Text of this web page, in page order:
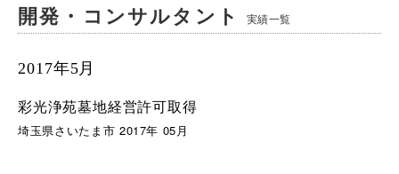
開発・コンサルタント 実績一覧
2017年5月
彩光浄苑墓地経営許可取得
埼玉県さいたま市 2017年 05月